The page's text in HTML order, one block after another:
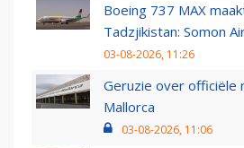
Boeing 737 MAX
Tadzjikistan: Somon
03-08-2026, 11:26
Geruzie over officiële
Mallorca
03-08-2026, 11:06